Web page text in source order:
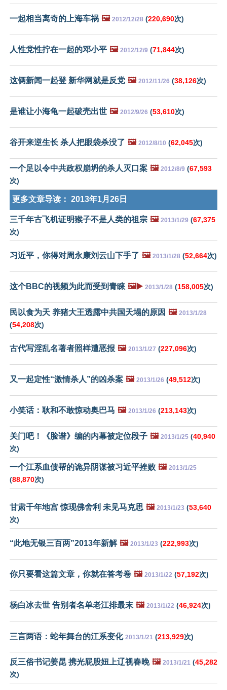
一起相当离奇的上海车祸 🖼️ 2012/12/28 (220,690次)
人性党性拧在一起的邓小平 🖼️ 2012/12/9 (71,844次)
这俩新闻一起登 新华网就是反党 🖼️ 2012/11/26 (38,126次)
是谁让小海龟一起破壳出世 🖼️ 2012/9/26 (53,610次)
谷开来逆生长 杀人把眼袋杀没了 🖼️ 2012/8/10 (62,045次)
一个足以令中共政权崩坍的杀人灭口案 🖼️ 2012/8/9 (67,593
次)
更多文章导读： 2013年1月26日
三千年古飞机证明猴子不是人类的祖宗 🖼️ 2013/1/29 (67,375
次)
习近平，你得对周永康刘云山下手了 🖼️ 2013/1/28 (52,664次)
这个BBC的视频为此而受到青睐 🖼️▶️ 2013/1/28 (158,005次)
民以食为天 养猪大王透露中共国天塌的原因 🖼️ 2013/1/28
(54,208次)
古代写淫乱名著者照样遭恶报 🖼️ 2013/1/27 (227,096次)
又一起定性“激情杀人”的凶杀案 🖼️ 2013/1/26 (49,512次)
小笑话：耿和不敢惊动奥巴马 🖼️ 2013/1/26 (213,143次)
关门吧！《脸谱》编的内幕被定位段子 🖼️ 2013/1/25 (40,940
次)
一个江系血债帮的诡异阴谋被习近平挫败 🖼️ 2013/1/25
(88,870次)
甘肃千年地宫 惊现佛舍利 未见马克思 🖼️ 2013/1/23 (53,640
次)
“此地无银三百两”2013年新解 🖼️ 2013/1/23 (222,993次)
你只要看这篇文章，你就在答考卷 🖼️ 2013/1/22 (57,192次)
杨白冰去世 告别者名单老江排最末 🖼️ 2013/1/22 (46,924次)
三言两语：蛇年舞台的江系变化 2013/1/21 (213,929次)
反三俗书记姜昆 携光屁股妞上辽视春晚 🖼️ 2013/1/21 (45,282
次)